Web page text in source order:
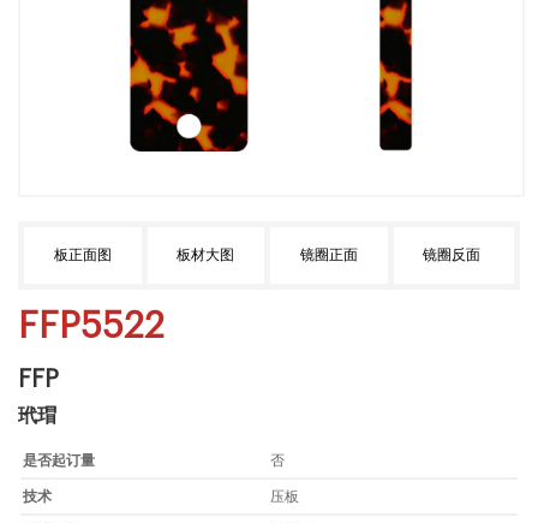
板正面图 板材大图 镜圈正面 镜圈反面
FFP5522
FFP
玳瑁
是否起订量 否
技术 压板